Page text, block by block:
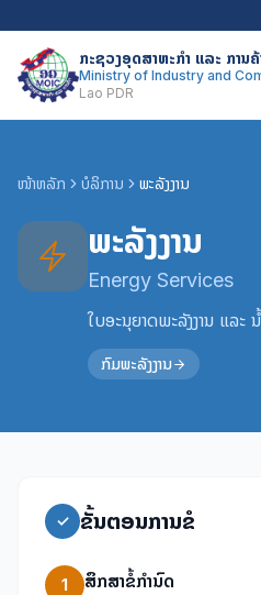
ກະຊວງອຸດສາຫະກຳ ແລະ ການຄ້
Ministry of Industry and
Lao PDR
ໜ້າຫລັກ ບໍລິການ ພະລັງງານ
ພະລັງງານ
Energy Services
ໃບອະນຸຍາດພະລັງງານ ແລະ
ກົມພະລັງງານ
✓ ຂັ້ນຕອນການຂໍ
1 ສຶກສາຂໍ້ກໍານົດ